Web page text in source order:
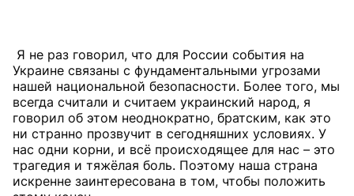
Я не раз говорил, что для России события на
Украине связаны с фундаментальными угрозами
нашей национальной безопасности. Более того, мы
всегда считали и считаем украинский народ, я
говорил об этом неоднократно, братским, как это
ни странно прозвучит в сегодняшних условиях. У
нас одни корни, и всё происходящее для нас – это
трагедия и тяжёлая боль. Поэтому наша страна
искренне заинтересована в том, чтобы положить